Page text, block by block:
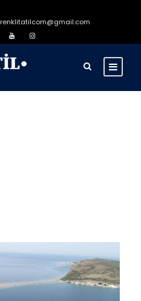
renklitatilcom@gmail.com